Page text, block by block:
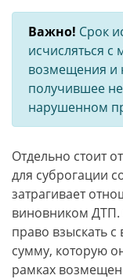
Важно! Срок
исчисляться
возмещения и
получившее
нарушенном
Отдельно стоит
для суброгации
затрагивает
виновником ДТП.
право взыскать
сумму, которую
рамках